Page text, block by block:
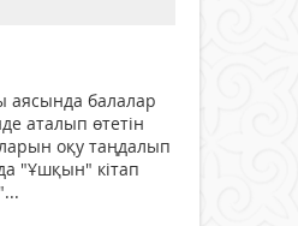
аясында балалар
аталып өтетін
оқу таңдалып
"Ұшқын" кітап